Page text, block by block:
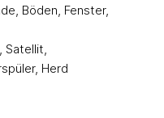
Böden, Fenster,
Satellit,
Herd